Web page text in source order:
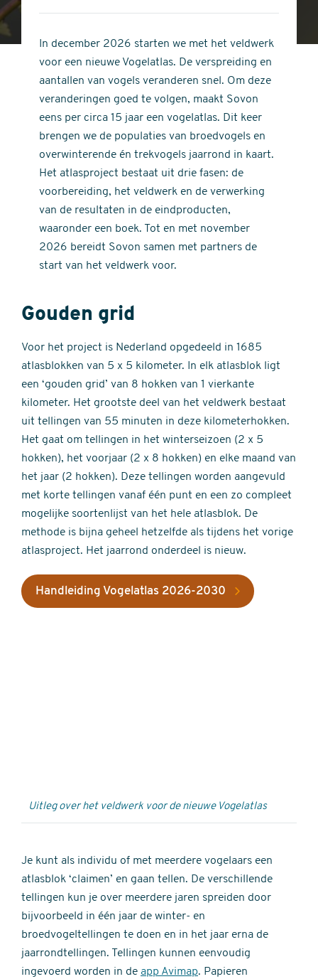
stars
of
stars
In december 2026 starten we met het veldwerk
voor een nieuwe Vogelatlas. De verspreiding en
aantallen van vogels veranderen snel. Om deze
veranderingen goed te volgen, maakt Sovon
eens per circa 15 jaar een vogelatlas. Dit keer
brengen we de populaties van broedvogels en
overwinterende én trekvogels jaarrond in kaart.
Het atlasproject bestaat uit drie fasen: de
voorbereiding, het veldwerk en de verwerking
van de resultaten in de eindproducten,
waaronder een boek. Tot en met november
2026 bereidt Sovon samen met partners de
start van het veldwerk voor.
Gouden grid
Voor het project is Nederland opgedeeld in 1685
atlasblokken van 5 x 5 kilometer. In elk atlasblok ligt
een ‘gouden grid’ van 8 hokken van 1 vierkante
kilometer. Het grootste deel van het veldwerk bestaat
uit tellingen van 55 minuten in deze kilometerhokken.
Het gaat om tellingen in het winterseizoen (2 x 5
hokken), het voorjaar (2 x 8 hokken) en elke maand van
het jaar (2 hokken). Deze tellingen worden aangevuld
met korte tellingen vanaf één punt en een zo compleet
mogelijke soortenlijst van het hele atlasblok. De
methode is bijna geheel hetzelfde als tijdens het vorige
atlasproject. Het jaarrond onderdeel is nieuw.
Handleiding Vogelatlas 2026-2030
Uitleg over het veldwerk voor de nieuwe Vogelatlas
Je kunt als individu of met meerdere vogelaars een
atlasblok ‘claimen’ en gaan tellen. De verschillende
tellingen kun je over meerdere jaren spreiden door
bijvoorbeeld in één jaar de winter- en
broedvogeltellingen te doen en in het jaar erna de
jaarrondtellingen. Tellingen kunnen eenvoudig
ingevoerd worden in de app Avimap. Papieren